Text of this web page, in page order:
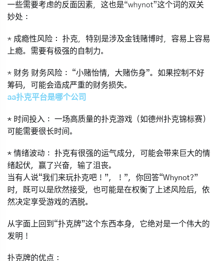
一些需要考虑的反面因素 ，这也是“whynot”这个词的双关
妙处：
* 成瘾性风险：
扑克，特别是涉及金钱赌博时，容易上容易
上瘾。需要有极强的自制力。
* 财务 财务风险：
“小赌怡情，大赌伤身”。如果控制不好
筹码，可能会造成严重的财务损失。
aa扑克平台是哪个公司
* 时间投入：
一场高质量的扑克游戏（如德州扑克锦标赛）
可能需要很长时间。
* 情绪波动：
扑克有很强的运气成分，可能会带来巨大的情
绪起伏，赢了兴奋，输了沮丧。
当有人说“我们来玩扑克吧！”，！”，你回答“Whynot?”
时，既可以是欣然接受，也可能是在权衡了上述风险后，依
然决定享受游戏的洒脱。
从字面上回到“扑克牌”这个东西本身，它绝对是一个伟大的
发明！
扑克牌的优点：